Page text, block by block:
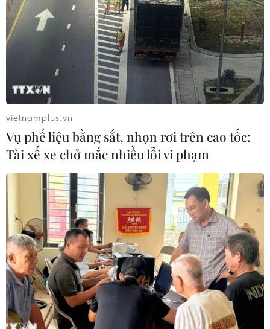
vietnamplus.vn
Vụ phế liệu bằng sắt, nhọn rơi trên cao tốc:
Tài xế xe chở mắc nhiều lỗi vi phạm